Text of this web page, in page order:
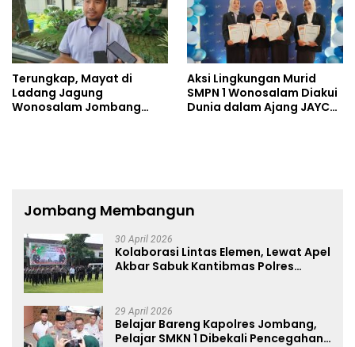
Terungkap, Mayat di
Ladang Jagung
Wonosalam Jombang
Aksi Lingkungan Murid
SMPN 1 Wonosalam Diakui
Dunia dalam Ajang JAYCA
Jombang Membangun
30 April 2026
Kolaborasi Lintas Elemen, Lewat Apel
Akbar Sabuk Kantibmas Polres
29 April 2026
Belajar Bareng Kapolres Jombang,
Pelajar SMKN 1 Dibekali Pencegahan